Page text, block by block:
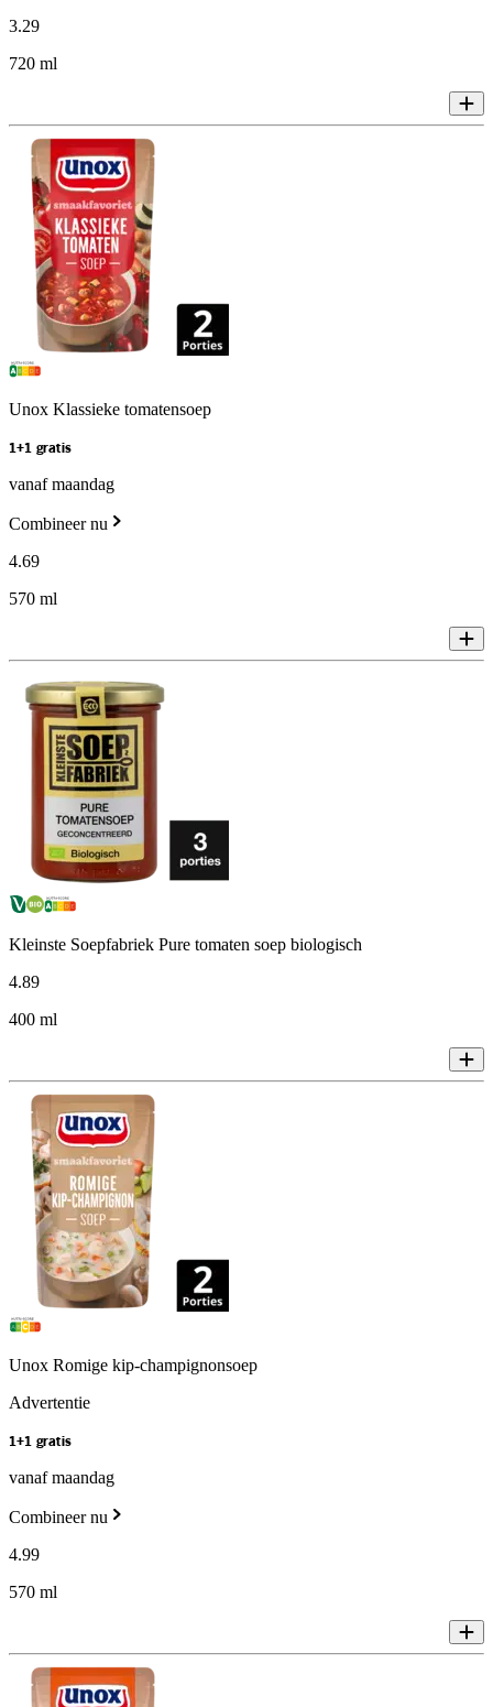
3.29
720 ml
Unox Klassieke tomatensoep
1+1 gratis
vanaf maandag
Combineer nu
4.69
570 ml
Kleinste Soepfabriek Pure tomaten soep biologisch
4.89
400 ml
Unox Romige kip-champignonsoep
Advertentie
1+1 gratis
vanaf maandag
Combineer nu
4.99
570 ml